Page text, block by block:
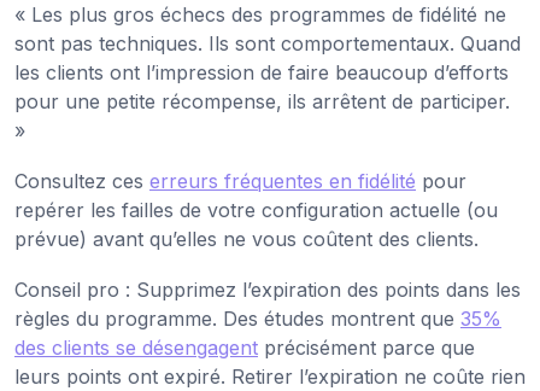
« Les plus gros échecs des programmes de fidélité ne
sont pas techniques. Ils sont comportementaux. Quand
les clients ont l’impression de faire beaucoup d’efforts
pour une petite récompense, ils arrêtent de participer.
»
Consultez ces erreurs fréquentes en fidélité pour
repérer les failles de votre configuration actuelle (ou
prévue) avant qu’elles ne vous coûtent des clients.
Conseil pro : Supprimez l’expiration des points dans les
règles du programme. Des études montrent que 35%
des clients se désengagent précisément parce que
leurs points ont expiré. Retirer l’expiration ne coûte rien